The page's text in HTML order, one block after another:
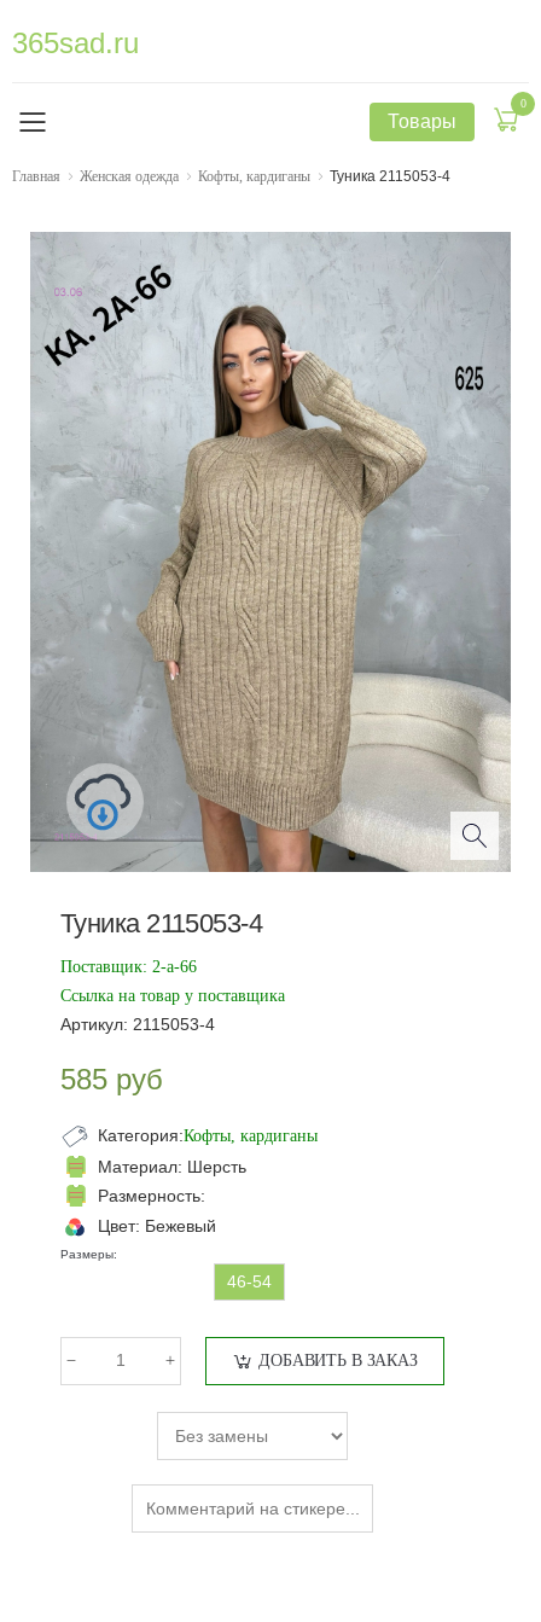
365sad.ru
Товары
0
Главная Женская одежда Кофты, кардиганы Туника 2115053-4
Туника 2115053-4
Поставщик: 2-а-66
Ссылка на товар у поставщика
Артикул: 2115053-4
585 руб
Категория:Кофты, кардиганы
Материал: Шерсть
Размерность:
Цвет: Бежевый
Размеры:
46-54
ДОБАВИТЬ В ЗАКАЗ